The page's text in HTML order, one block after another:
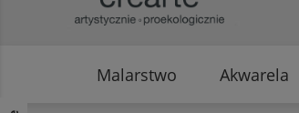
Malarstwo Akwarela